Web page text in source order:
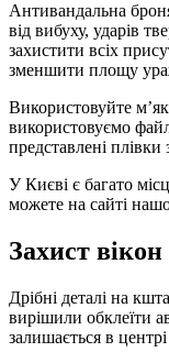
Антивандальна
від вибуху, ударів
захистити всіх
зменшити площу
Використовуйте
використовуємо
представлені
У Києві є багато
можете на сайті
Захист вікон
Дрібні деталі на
вирішили обклеїти
залишається в